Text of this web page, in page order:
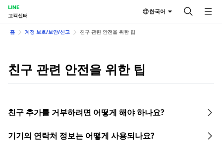
LINE
고객센터
한국어
홈 계정 보호/보안/신고 친구 관련 안전을 위한 팁
친구 관련 안전을 위한 팁
친구 추가를 거부하려면 어떻게 해야 하나요?
기기의 연락처 정보는 어떻게 사용되나요?